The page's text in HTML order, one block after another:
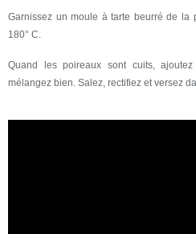
Garnissez un moule à tarte beurré de la
180° C.
Quand les poireaux sont cuits,
mélangez bien. Salez, rectifiez et versez